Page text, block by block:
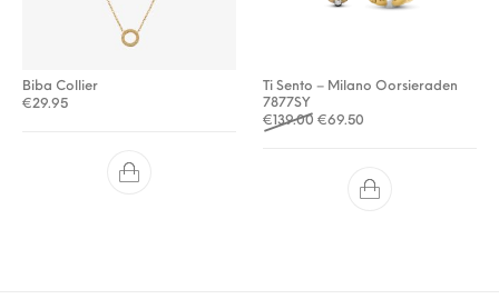
Biba Collier
€29.95
Ti Sento – Milano Oorsieraden
7877SY
€ 139.00 Oorspronkelijke prijs was:
€69.50